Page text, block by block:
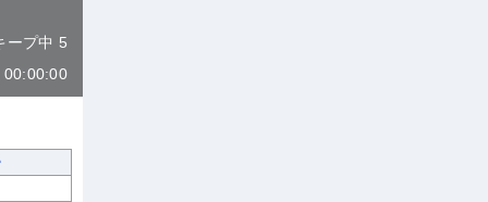
ープ中 5
00:00:00